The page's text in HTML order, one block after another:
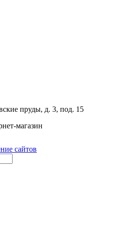
пруды, д. 3, под. 15
магазин
сайтов